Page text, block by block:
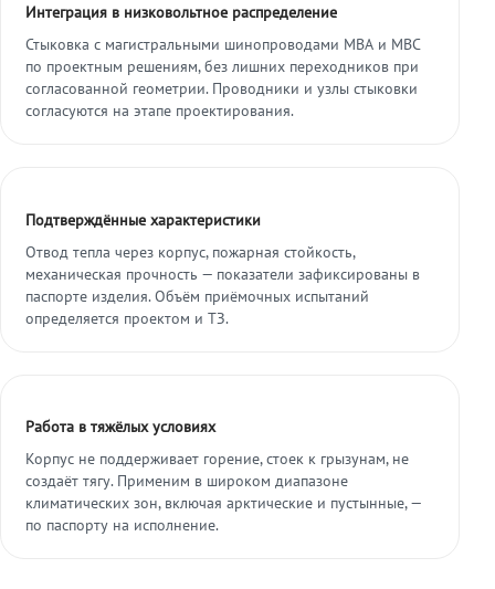
Интеграция в низковольтное распределение
Стыковка с магистральными шинопроводами МВА и МВС
по проектным решениям, без лишних переходников при
согласованной геометрии. Проводники и узлы стыковки
согласуются на этапе проектирования.
Подтверждённые характеристики
Отвод тепла через корпус, пожарная стойкость,
механическая прочность — показатели зафиксированы в
паспорте изделия. Объём приёмочных испытаний
определяется проектом и ТЗ.
Работа в тяжёлых условиях
Корпус не поддерживает горение, стоек к грызунам, не
создаёт тягу. Применим в широком диапазоне
климатических зон, включая арктические и пустынные, —
по паспорту на исполнение.